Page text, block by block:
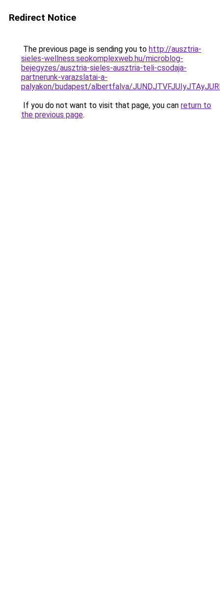
Redirect Notice
The previous page is sending you to http://ausztria-
sieles-wellness.seokomplexweb.hu/microblog-
bejegyzes/ausztria-sieles-ausztria-teli-csodaja-
partnerunk-varazslatai-a-
palyakon/budapest/albertfalva/
If you do not want to visit that page, you can return to
the previous page.